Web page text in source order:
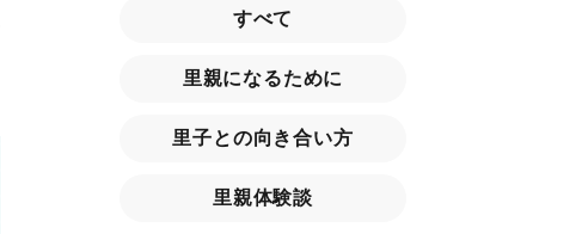
すべて
里親になるために
里子との向き合い方
里親体験談